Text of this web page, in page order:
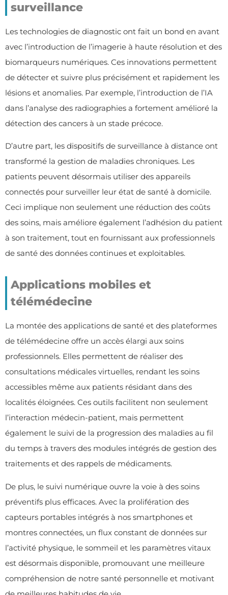
surveillance
Les technologies de diagnostic ont fait un bond en avant
avec l’introduction de l’imagerie à haute résolution et des
biomarqueurs numériques. Ces innovations permettent
de détecter et suivre plus précisément et rapidement les
lésions et anomalies. Par exemple, l’introduction de l’IA
dans l’analyse des radiographies a fortement amélioré la
détection des cancers à un stade précoce.
D’autre part, les dispositifs de surveillance à distance ont
transformé la gestion de maladies chroniques. Les
patients peuvent désormais utiliser des appareils
connectés pour surveiller leur état de santé à domicile.
Ceci implique non seulement une réduction des coûts
des soins, mais améliore également l’adhésion du patient
à son traitement, tout en fournissant aux professionnels
de santé des données continues et exploitables.
Applications mobiles et
télémédecine
La montée des applications de santé et des plateformes
de télémédecine offre un accès élargi aux soins
professionnels. Elles permettent de réaliser des
consultations médicales virtuelles, rendant les soins
accessibles même aux patients résidant dans des
localités éloignées. Ces outils facilitent non seulement
l’interaction médecin-patient, mais permettent
également le suivi de la progression des maladies au fil
du temps à travers des modules intégrés de gestion des
traitements et des rappels de médicaments.
De plus, le suivi numérique ouvre la voie à des soins
préventifs plus efficaces. Avec la prolifération des
capteurs portables intégrés à nos smartphones et
montres connectées, un flux constant de données sur
l’activité physique, le sommeil et les paramètres vitaux
est désormais disponible, promouvant une meilleure
compréhension de notre santé personnelle et motivant